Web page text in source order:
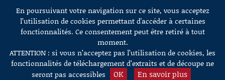
Aller au contenu
En poursuivant votre navigation sur ce site, vous acceptez
l’utilisation de cookies permettant d'accéder à certaines
fonctionnalités. Ce consentement peut être retiré à tout
moment.
ATTENTION : si vous n’acceptez pas l’utilisation de cookies, les
fonctionnalités de téléchargement d’extraits et de découpe ne
seront pas accessibles
OK En savoir plus